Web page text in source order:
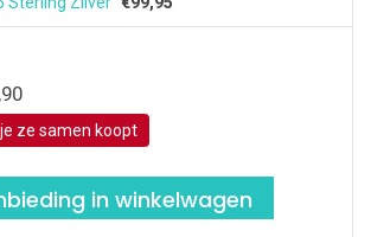
Huidige
prijs
is:
€144,90.
ze samen koopt
in winkelwagen